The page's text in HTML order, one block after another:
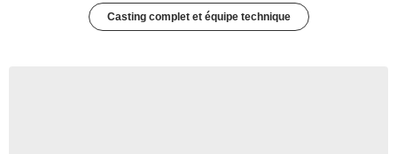
Casting complet et équipe technique